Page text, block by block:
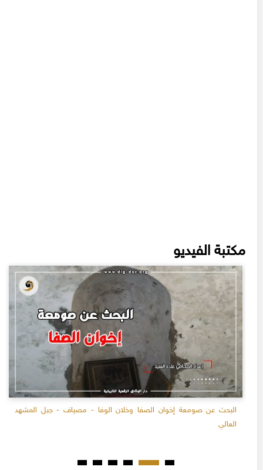
مكتبة الفيديو
البحث عن صومعة إخوان الصفا وخلان الوفا - مصياف - جبل المشهد
العالي